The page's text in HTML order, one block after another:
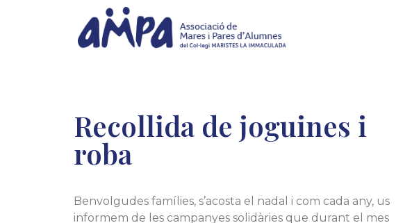
Recollida de joguines i
roba
Benvolgudes famílies, s’acosta el nadal i com cada any, us
informem de les campanyes solidàries que durant el mes